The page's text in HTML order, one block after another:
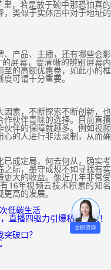
，若是放于碗中那恐怕真的
类似于实体店中对于地址的
产品、主播，还有哪些会影
屏幕，要清晰的辨别屏幕内
的高额优惠卷，如此小的框
可谓十分重要。
因素，不断探索不断创新，也
伙伴青睐的选择。目前直播
伴的保障就越多。例如视频
的人进行非法录制，从而确
已成定局，何去何从，确实考
际，墨守成规不如寻找有实
大的收益。像近几年非常受
16年视频云技术积累的知名
更高的发展。
低碳生活
直播四驱力引爆私域增长！
破口？
立即咨询